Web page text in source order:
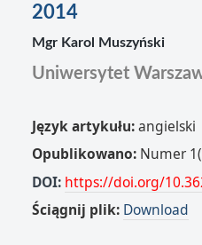
2014
Mgr Karol Muszyński
Uniwersytet
Język artykułu:angielski
Opublikowano: Numer
DOI: https://doi.org/
Ściągnij plik: Download